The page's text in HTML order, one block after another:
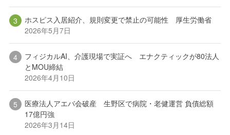
ホスピス入居紹介、規則変更で禁止の可能性 厚生労働省
2026年5月7日
フィジカルAI、介護現場で実証へ エナクティックが80法人
とMOU締結
2026年4月10日
医療法人アエバ会破産 生野区で病院・老健運営 負債総額
17億円強
2026年3月14日